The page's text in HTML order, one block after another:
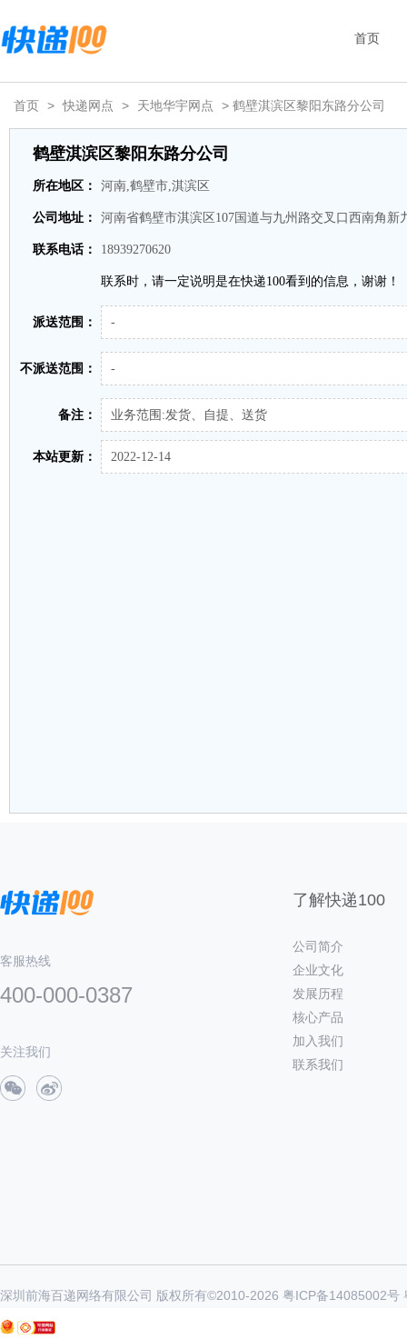
首页
首页 > 快递网点 > 天地华宇网点 > 鹤壁淇滨区黎阳东路分公司
鹤壁淇滨区黎阳东路分公司
所在地区： 河南,鹤壁市,淇滨区
公司地址： 河南省鹤壁市淇滨区107国道与九州路交叉口西南角新
联系电话： 18939270620
联系时，请一定说明是在快递100看到的信息，谢谢！
派送范围： -
不派送范围： -
备注： 业务范围:发货、自提、送货
本站更新： 2022-12-14
客服热线
400-000-0387
关注我们
了解快递100
公司简介
企业文化
发展历程
核心产品
加入我们
联系我们
深圳前海百递网络有限公司 版权所有©2010-2026 粤ICP备14085002号